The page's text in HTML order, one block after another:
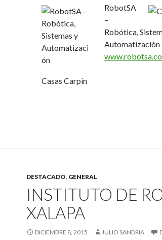
RobotSA
–
Robótica,
Automatización
Casas Carpín
DESTACADO, GENERAL
INSTITUTO DE
XALAPA
DICIEMBRE 8, 2015 JULIO SANDRIA